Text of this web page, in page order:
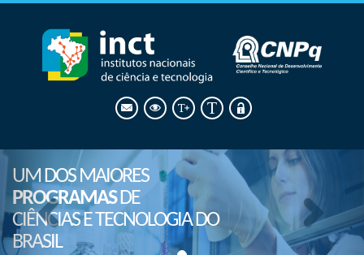
UM DOS MAIORES
PROGRAMASDE
CIÊNCIAS E TECNOLOGIA DO
BRASIL